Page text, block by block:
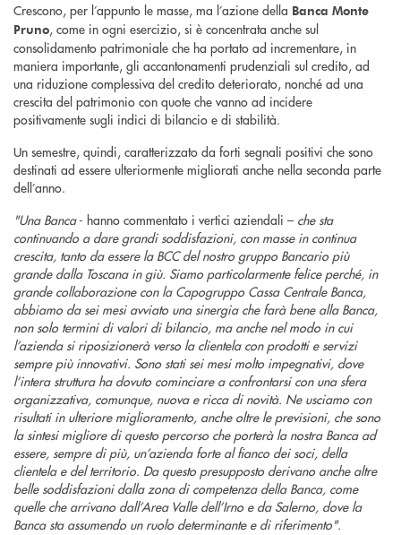
Crescono, per l’appunto le masse, ma l’azione della Banca Monte
Pruno, come in ogni esercizio, si è concentrata anche sul
consolidamento patrimoniale che ha portato ad incrementare, in
maniera importante, gli accantonamenti prudenziali sul credito, ad
una riduzione complessiva del credito deteriorato, nonché ad una
crescita del patrimonio con quote che vanno ad incidere
positivamente sugli indici di bilancio e di stabilità.
Un semestre, quindi, caratterizzato da forti segnali positivi che sono
destinati ad essere ulteriormente migliorati anche nella seconda parte
dell’anno.
"Una Banca- hanno commentato i vertici aziendali – che sta
continuando a dare grandi soddisfazioni, con masse in continua
crescita, tanto da essere la BCC del nostro gruppo Bancario più
grande dalla Toscana in giù. Siamo particolarmente felice perché, in
grande collaborazione con la Capogruppo Cassa Centrale Banca,
abbiamo da sei mesi avviato una sinergia che farà bene alla Banca,
non solo termini di valori di bilancio, ma anche nel modo in cui
l’azienda si riposizionerà verso la clientela con prodotti e servizi
sempre più innovativi. Sono stati sei mesi molto impegnativi, dove
l’intera struttura ha dovuto cominciare a confrontarsi con una sfera
organizzativa, comunque, nuova e ricca di novità. Ne usciamo con
risultati in ulteriore miglioramento, anche oltre le previsioni, che sono
la sintesi migliore di questo percorso che porterà la nostra Banca ad
essere, sempre di più, un’azienda forte al fianco dei soci, della
clientela e del territorio. Da questo presupposto derivano anche altre
belle soddisfazioni dalla zona di competenza della Banca, come
quelle che arrivano dall’Area Valle dell’Irno e da Salerno, dove la
Banca sta assumendo un ruolo determinante e di riferimento".